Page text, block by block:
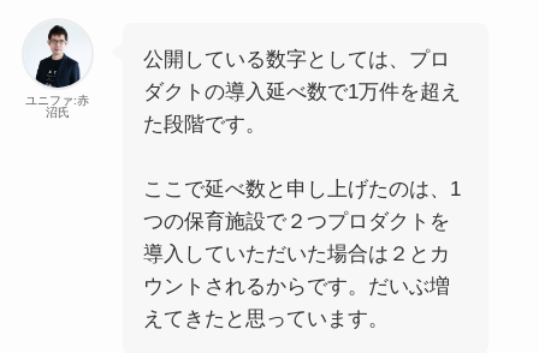
ユニファ:赤
沼氏
公開している数字としては、プロ
ダクトの導入延べ数で1万件を超え
た段階です。
ここで延べ数と申し上げたのは、1
つの保育施設で２つプロダクトを
導入していただいた場合は２とカ
ウントされるからです。だいぶ増
えてきたと思っています。